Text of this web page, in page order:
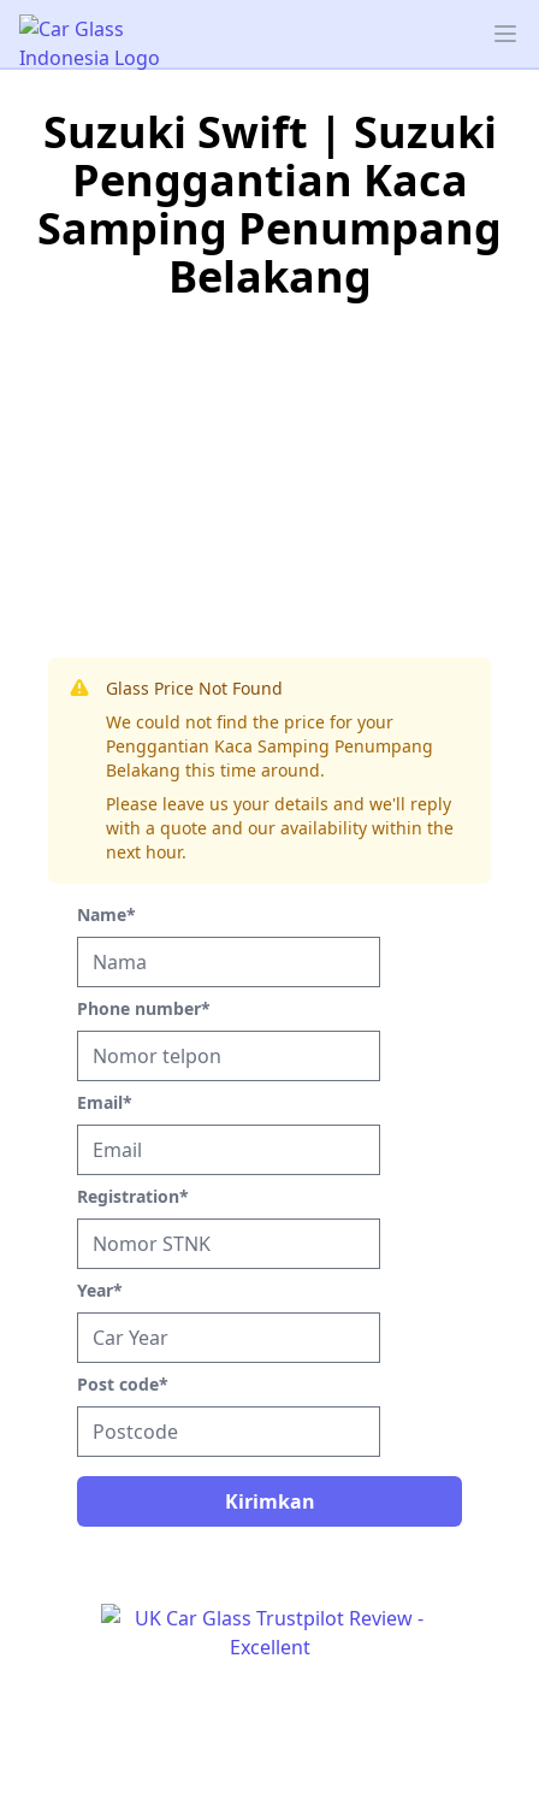
Car Glass Indonesia
Suzuki Swift | Suzuki
Penggantian Kaca
Samping Penumpang
Belakang
Glass Price Not Found
We could not find the price for your
Penggantian Kaca Samping Penumpang
Belakang this time around.
Please leave us your details and we'll reply
with a quote and our availability within the
next hour.
Name*
Phone number*
Email*
Registration*
Year*
Post code*
Kirimkan